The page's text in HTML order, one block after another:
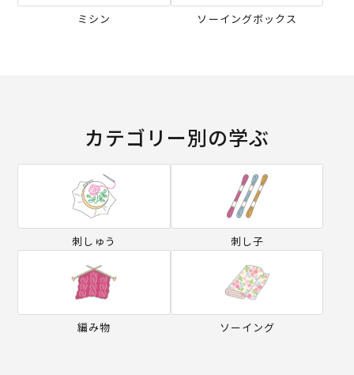
ミシン ソーイングボックス
カテゴリー別の学ぶ
刺しゅう 刺し子
編み物 ソーイング